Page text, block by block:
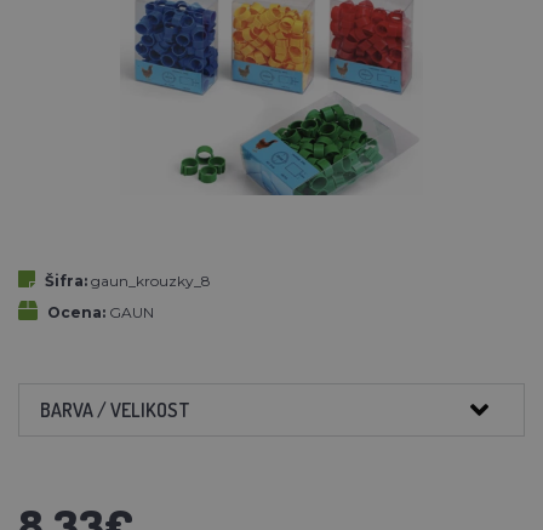
Šifra: gaun_krouzky_8
Ocena: GAUN
BARVA / VELIKOST